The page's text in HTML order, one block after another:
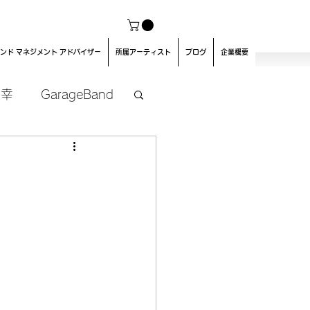
ド マネジメント アドバイザー 所属アーティスト ブログ 企業概要
GarageBand